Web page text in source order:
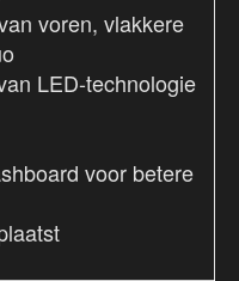
voren, vlakkere
LED-technologie
voor betere